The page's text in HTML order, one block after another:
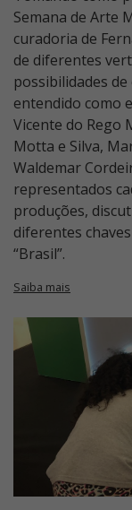
Semana de Arte
curadoria de
de diferentes
possibilidades
entendido como
Vicente do Rego
Motta e Silva,
Waldemar
representados
produções,
diferentes
“Brasil”.
Saiba mais